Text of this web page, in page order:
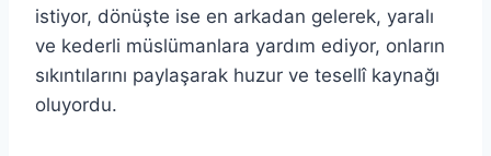
istiyor, dönüşte ise en arkadan gelerek, yaralı
ve kederli müslümanlara yardım ediyor, onların
sıkıntılarını paylaşarak huzur ve tesellî kaynağı
oluyordu.